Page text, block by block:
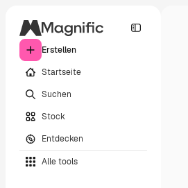
Erstellen
Startseite
Suchen
Stock
Entdecken
Alle tools